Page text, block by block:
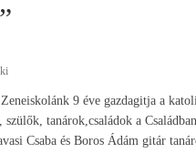
9 éve gazdagitja a
tanárok,családok a
Csaba és Boros Ádám gitár